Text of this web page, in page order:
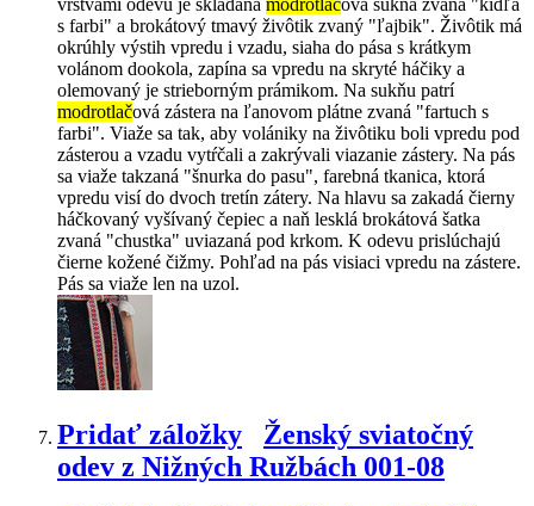
vrstvami odevu je skladaná modrotlačová sukňa zvaná "kidľa
s farbi" a brokátový tmavý živôtik zvaný "ľajbik". Živôtik má
okrúhly výstih vpredu i vzadu, siaha do pása s krátkym
volánom dookola, zapína sa vpredu na skryté háčiky a
olemovaný je strieborným prámikom. Na sukňu patrí
modrotlačová zástera na ľanovom plátne zvaná "fartuch s
farbi". Viaže sa tak, aby volániky na živôtiku boli vpredu pod
zásterou a vzadu vytŕčali a zakrývali viazanie zástery. Na pás
sa viaže takzaná "šnurka do pasu", farebná tkanica, ktorá
vpredu visí do dvoch tretín zátery. Na hlavu sa zakadá čierny
háčkovaný vyšívaný čepiec a naň lesklá brokátová šatka
zvaná "chustka" uviazaná pod krkom. K odevu prislúchajú
čierne kožené čižmy. Pohľad na pás visiaci vpredu na zástere.
Pás sa viaže len na uzol.
Pridať záložky
Ženský sviatočný
odev z Nižných Ružbách 001-08